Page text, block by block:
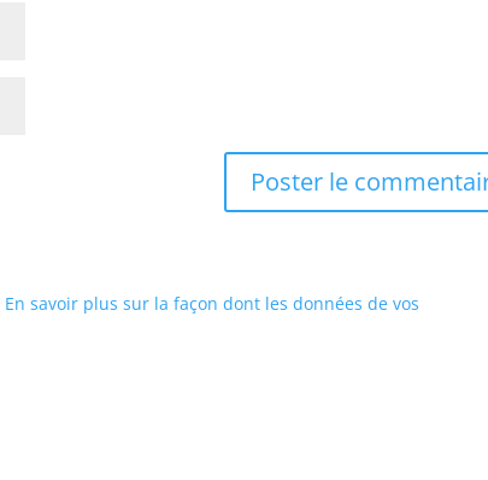
En savoir plus sur la façon dont les données de vos